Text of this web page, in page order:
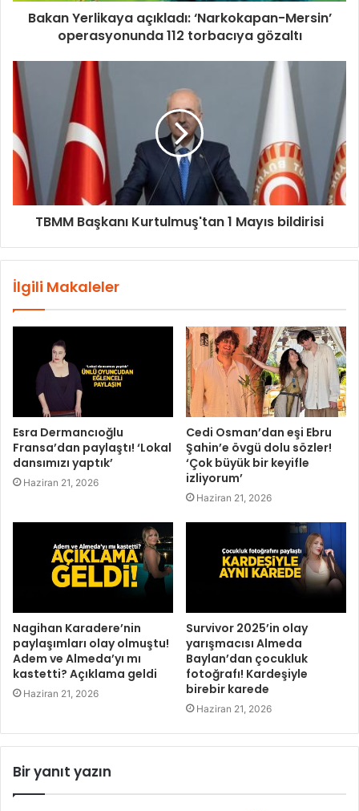
Bakan Yerlikaya açıkladı: ‘Narkokapan-Mersin’
operasyonunda 112 torbacıya gözaltı
TBMM Başkanı Kurtulmuş'tan 1 Mayıs bildirisi
İlgili Makaleler
Esra Dermancıoğlu
Fransa’dan paylaştı! ‘Lokal
dansımızı yaptık’
Haziran 21, 2026
Cedi Osman’dan eşi Ebru
Şahin’e övgü dolu sözler!
‘Çok büyük bir keyifle
izliyorum’
Haziran 21, 2026
Nagihan Karadere’nin
paylaşımları olay olmuştu!
Adem ve Almeda’yı mı
kastetti? Açıklama geldi
Haziran 21, 2026
Survivor 2025’in olay
yarışmacısı Almeda
Baylan’dan çocukluk
fotoğrafı! Kardeşiyle
birebir karede
Haziran 21, 2026
Bir yanıt yazın